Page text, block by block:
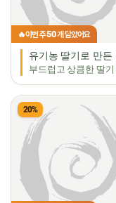
🔥이번 주50개 담았어요
유기농 딸기로 만든
부드럽고 상큼한 딸기
20%